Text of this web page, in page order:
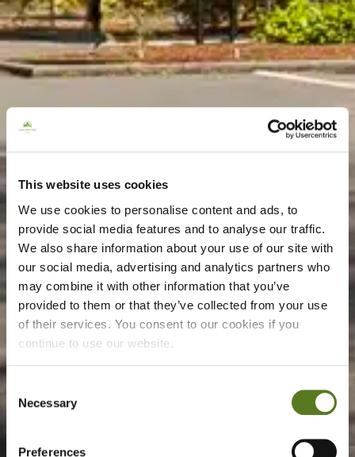
This website uses cookies
We use cookies to personalise content and ads, to
provide social media features and to analyse our traffic.
We also share information about your use of our site with
our social media, advertising and analytics partners who
may combine it with other information that you’ve
provided to them or that they’ve collected from your use
of their services. You consent to our cookies if you
continue to use our website.
Selection
Necessary
Preferences